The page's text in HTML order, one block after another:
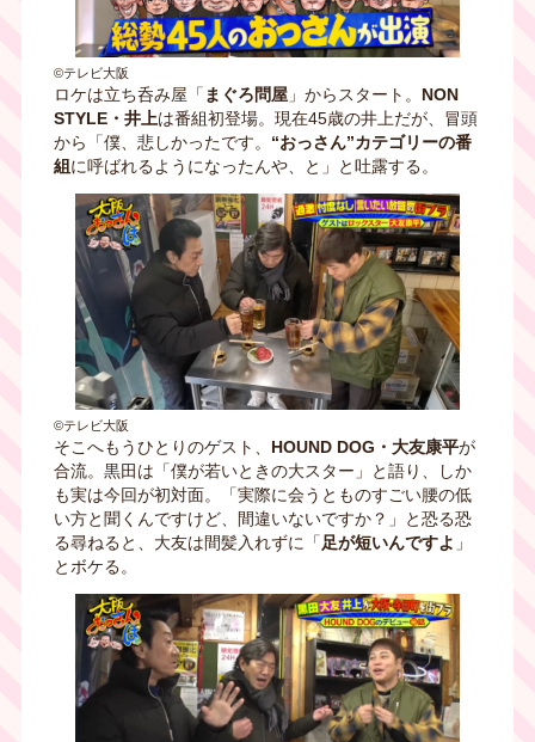
©テレビ大阪
ロケは立ち呑み屋「 まぐろ問屋」からスタート。 NON
STYLE・井上は番組初登場。現在45歳の井上だが、冒頭
から「僕、悲しかったです。 “おっさん”カテゴリーの番
組に呼ばれるようになったんや、と」と吐露する。
©テレビ大阪
そこへもうひとりのゲスト、 HOUND DOG・大友康平が
合流。黒田は「僕が若いときの大スター」と語り、しか
も実は今回が初対面。「実際に会うとものすごい腰の低
い方と聞くんですけど、間違いないですか？」と恐る恐
る尋ねると、大友は間髪入れずに「 足が短いんですよ 」
とボケる。